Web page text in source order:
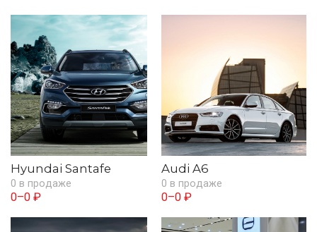
Hyundai Santafe
0 в продаже
0–0 ₽
Audi A6
0 в продаже
0–0 ₽